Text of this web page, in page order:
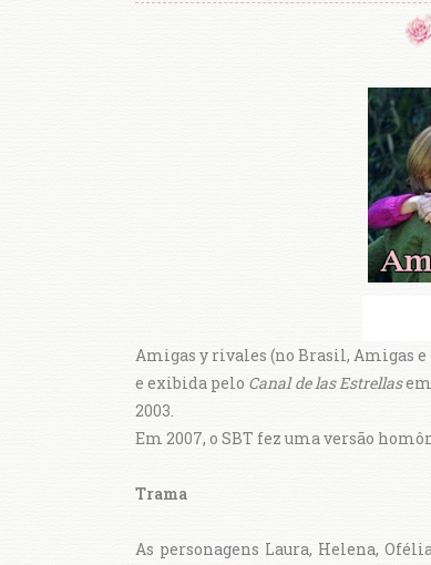
Amigas y rivales (no Brasil, Amigas
e exibida pelo Canal de las Estrellasem
2003.
Em 2007, o SBT fez uma versão
Trama
As personagens Laura, Helena,